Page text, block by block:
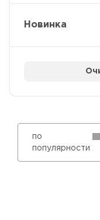
Новинка
по
популярности